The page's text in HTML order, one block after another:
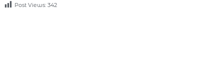
Post Views: 342